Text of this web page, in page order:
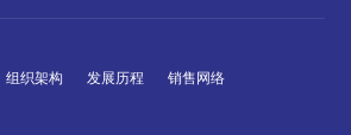
组织架构 发展历程
销售网络